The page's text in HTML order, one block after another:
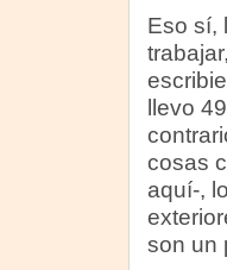
Eso sí,
llevo
cosas
aquí-,
son un